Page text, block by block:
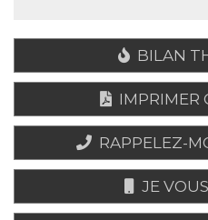
BILAN
IMPRIMER
RAPPELEZ-
JE